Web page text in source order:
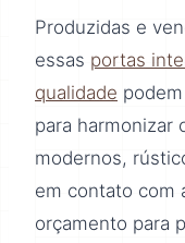
Produzidas e
essas portas
qualidade
para harmonizar
modernos,
em contato com
orçamento para